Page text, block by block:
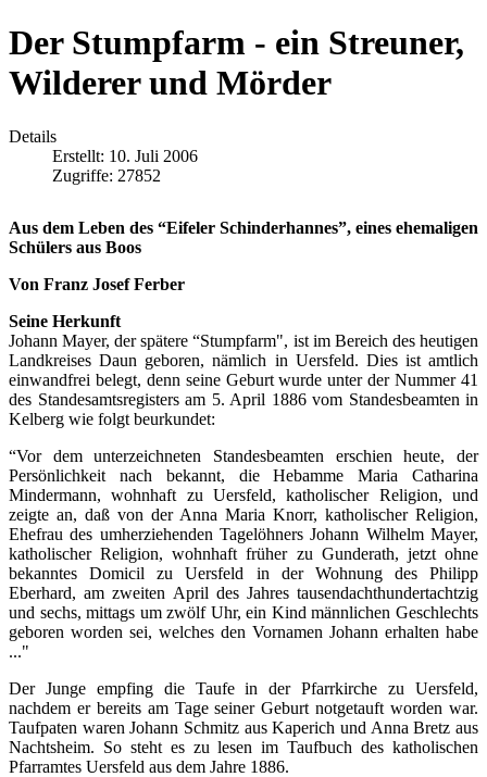
Der Stumpfarm - ein Streuner,
Wilderer und Mörder
Details
Erstellt: 10. Juli 2006
Zugriffe: 27852
Aus dem Leben des “Eifeler Schinderhannes”, eines ehemaligen
Schülers aus Boos
Von Franz Josef Ferber
Seine Herkunft
Johann Mayer, der spätere “Stumpfarm", ist im Bereich des heutigen
Landkreises Daun geboren, nämlich in Uersfeld. Dies ist amtlich
einwandfrei belegt, denn seine Geburt wurde unter der Nummer 41
des Standesamtsregisters am 5. April 1886 vom Standesbeamten in
Kelberg wie folgt beurkundet:
“Vor dem unterzeichneten Standesbeamten erschien heute, der
Persönlichkeit nach bekannt, die Hebamme Maria Catharina
Mindermann, wohnhaft zu Uersfeld, katholischer Religion, und
zeigte an, daß von der Anna Maria Knorr, katholischer Religion,
Ehefrau des umherziehenden Tagelöhners Johann Wilhelm Mayer,
katholischer Religion, wohnhaft früher zu Gunderath, jetzt ohne
bekanntes Domicil zu Uersfeld in der Wohnung des Philipp
Eberhard, am zweiten April des Jahres tausendachthundertachtzig
und sechs, mittags um zwölf Uhr, ein Kind männlichen Geschlechts
geboren worden sei, welches den Vornamen Johann erhalten habe
..."
Der Junge empfing die Taufe in der Pfarrkirche zu Uersfeld,
nachdem er bereits am Tage seiner Geburt notgetauft worden war.
Taufpaten waren Johann Schmitz aus Kaperich und Anna Bretz aus
Nachtsheim. So steht es zu lesen im Taufbuch des katholischen
Pfarramtes Uersfeld aus dem Jahre 1886.